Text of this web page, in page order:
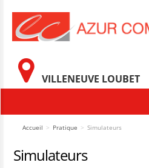
VILLENEUVE LOUBET
Accueil > Pratique > Simulateurs
Simulateurs